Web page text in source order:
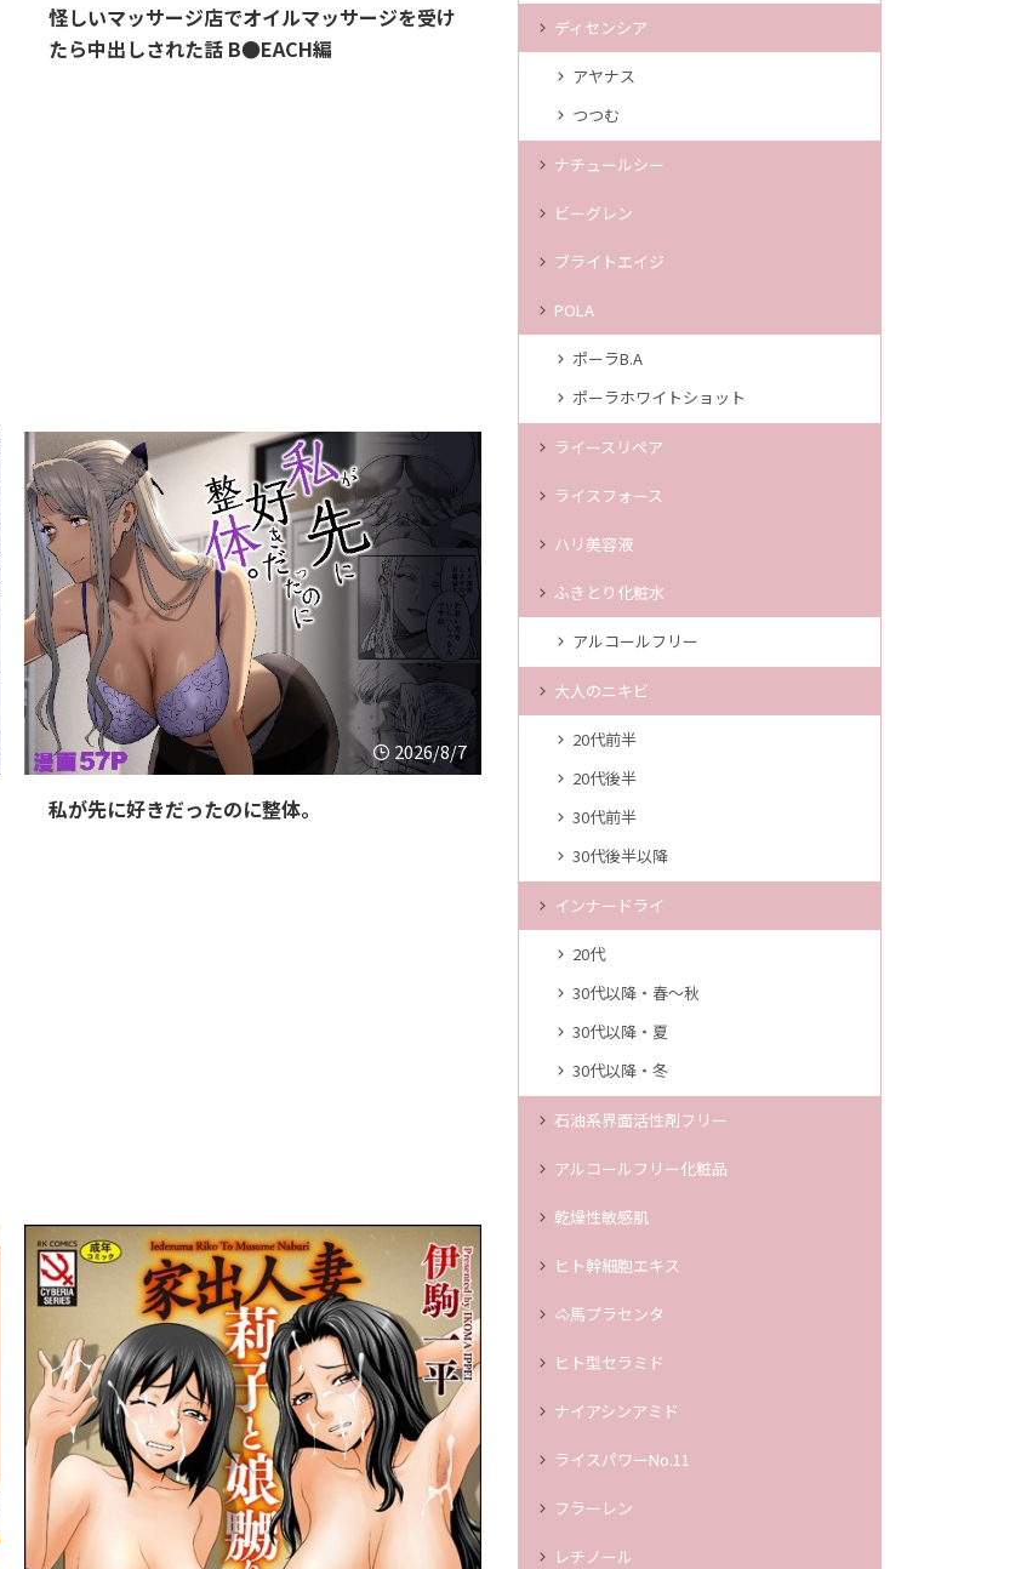
怪しいマッサージ店でオイルマッサージを受け
たら中出しされた話 B●EACH編
2026/8/7
私が先に好きだったのに整体。
ディセンシア
アヤナス
つつむ
ナチュールシー
ビーグレン
ブライトエイジ
POLA
ポーラB.A
ポーラホワイトショット
ライースリペア
ライスフォース
ハリ美容液
ふきとり化粧水
アルコールフリー
大人のニキビ
20代前半
20代後半
30代前半
30代後半以降
インナードライ
20代
30代以降・春～秋
30代以降・夏
30代以降・冬
石油系界面活性剤フリー
アルコールフリー化粧品
乾燥性敏感肌
ヒト幹細胞エキス
🐴馬プラセンタ
ヒト型セラミド
ナイアシンアミド
ライスパワーNo.11
フラーレン
レチノール